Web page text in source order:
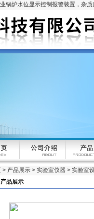
锅炉水位显示控制报警装置，杂
> 产品展示 > 实验室仪器 > 实验室
产品展示